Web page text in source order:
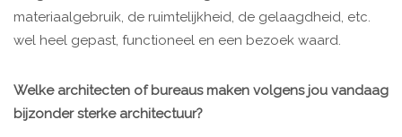
materiaalgebruik, de ruimtelijkheid, de gelaagdheid, etc.
wel heel gepast, functioneel en een bezoek waard.
Welke architecten of bureaus maken volgens jou vandaag
bijzonder sterke architectuur?